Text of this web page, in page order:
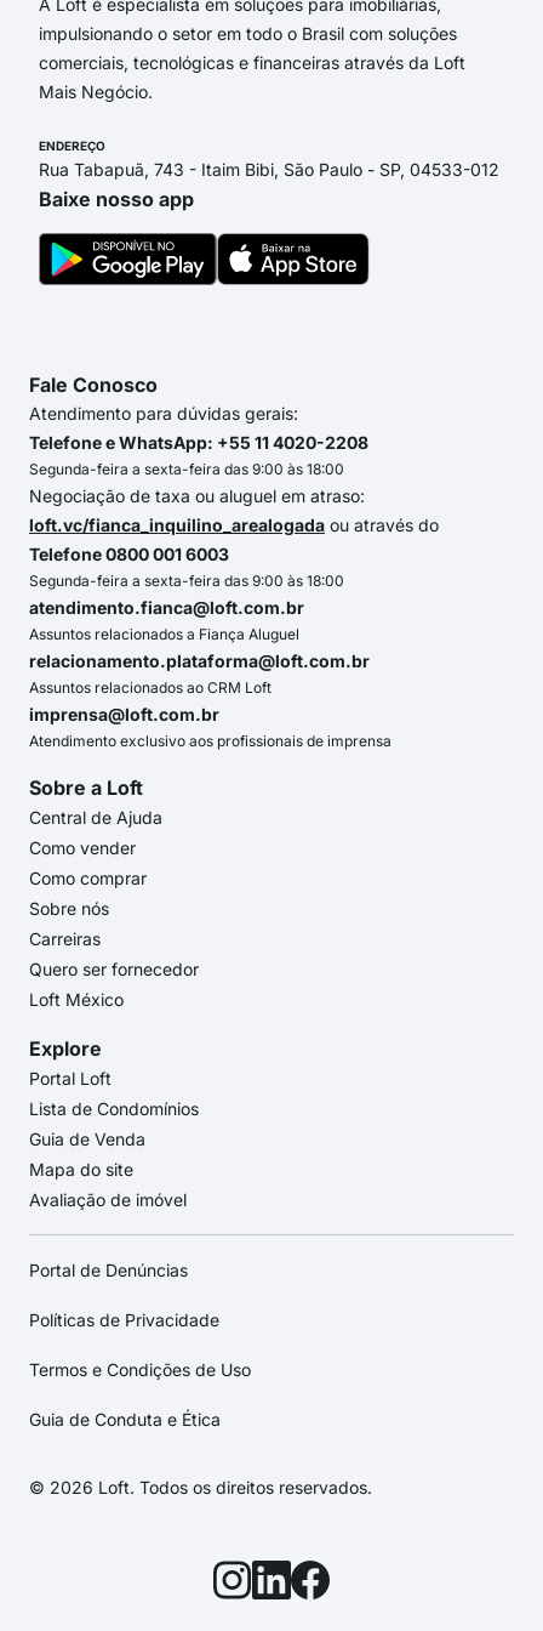
A Loft é especialista em soluções para imobiliárias,
impulsionando o setor em todo o Brasil com soluções
comerciais, tecnológicas e financeiras através da Loft
Mais Negócio.
ENDEREÇO
Rua Tabapuã, 743 - Itaim Bibi, São Paulo - SP, 04533-012
Baixe nosso app
Fale Conosco
Atendimento para dúvidas gerais:
Telefone e WhatsApp: +55 11 4020-2208
Segunda-feira a sexta-feira das 9:00 às 18:00
Negociação de taxa ou aluguel em atraso:
loft.vc/fianca_inquilino_arealogada ou através do
Telefone 0800 001 6003
Segunda-feira a sexta-feira das 9:00 às 18:00
atendimento.fianca@loft.com.br
Assuntos relacionados a Fiança Aluguel
relacionamento.plataforma@loft.com.br
Assuntos relacionados ao CRM Loft
imprensa@loft.com.br
Atendimento exclusivo aos profissionais de imprensa
Sobre a Loft
Central de Ajuda
Como vender
Como comprar
Sobre nós
Carreiras
Quero ser fornecedor
Loft México
Explore
Portal Loft
Lista de Condomínios
Guia de Venda
Mapa do site
Avaliação de imóvel
Portal de Denúncias
Políticas de Privacidade
Termos e Condições de Uso
Guia de Conduta e Ética
© 2026 Loft. Todos os direitos reservados.